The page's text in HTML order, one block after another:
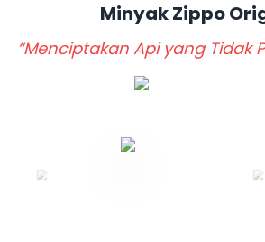
Minyak Zippo
“Menciptakan Api yang Tidak